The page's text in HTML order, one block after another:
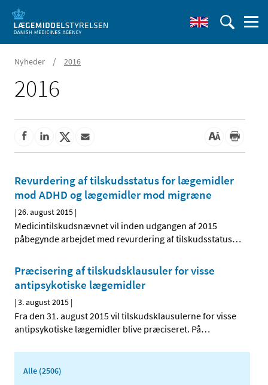
Nyheder / 2016
2016
Revurdering af tilskudsstatus for lægemidler
mod ADHD og lægemidler mod migræne
|26. august 2015 |
Medicintilskudsnævnet vil inden udgangen af 2015
påbegynde arbejdet med revurdering af tilskudsstatus…
Præcisering af tilskudsklausuler for visse
antipsykotiske lægemidler
|3. august 2015 |
Fra den 31. august 2015 vil tilskudsklausulerne for visse
antipsykotiske lægemidler blive præciseret. På…
Alle (2506)